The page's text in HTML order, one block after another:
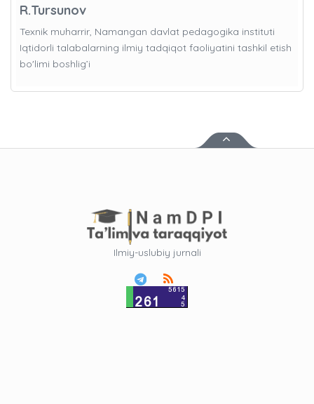
R.Tursunov
Texnik muharrir, Namangan davlat pedagogika instituti
Iqtidorli talabalarning ilmiy tadqiqot faoliyatini tashkil etish
bo'limi boshlig’i
Ilmiy-uslubiy jurnali